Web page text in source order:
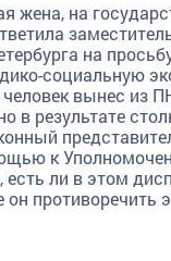
жена, на
на
социальную
вынес из
результате
к
ли в этом
противоречить